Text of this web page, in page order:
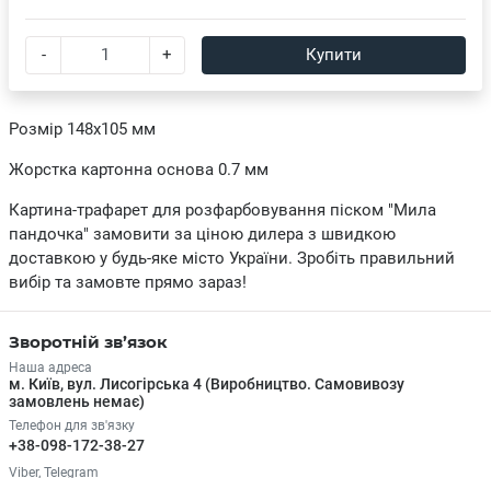
Розмір 148х105 мм
Жорстка картонна основа 0.7 мм
Картина-трафарет для розфарбовування піском "Мила
пандочка" замовити за ціною дилера з швидкою
доставкою у будь-яке місто України. Зробіть правильний
вибір та замовте прямо зараз!
- + Купити
Зворотній зв’язок
Наша адреса
м. Київ, вул. Лисогірська 4 (Виробництво. Самовивозу
замовлень немає)
Телефон для зв'язку
+38-098-172-38-27
Viber, Telegram